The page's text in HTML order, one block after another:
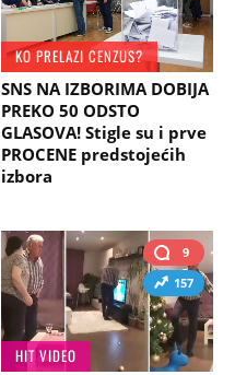
KO PRELAZI CENZUS?
SNS NA IZBORIMA DOBIJA
PREKO 50 ODSTO
GLASOVA! Stigle su i prve
PROCENE predstojećih
izbora
9
157
HIT VIDEO